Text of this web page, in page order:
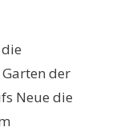
Garten der
Neue die